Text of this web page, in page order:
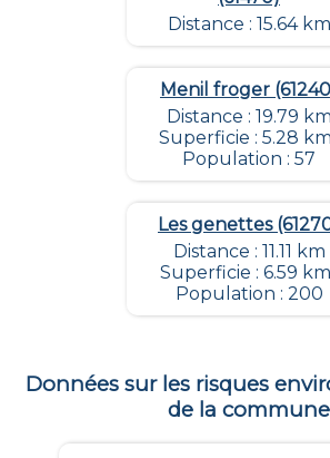
Distance : 15.64 km
Menil froger
Distance : 19.79 km
Superficie : 5.28
Population : 57
Les genettes
Distance : 11.11 km
Superficie : 6.59
Population : 200
Données sur les risques
de la commune